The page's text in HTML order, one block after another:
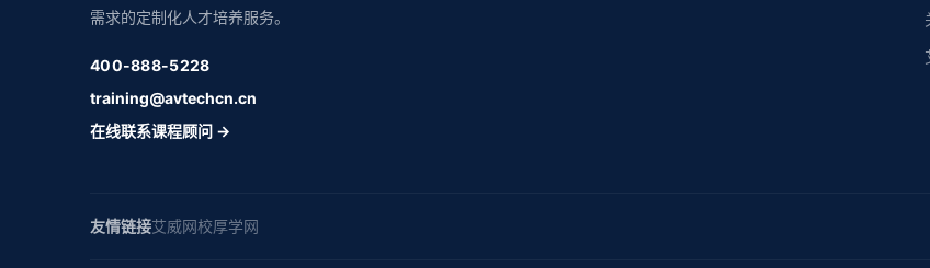
需求的定制化人才培养服务。
400-888-5228
training@avtechcn.cn
在线联系课程顾问 →
友情链接艾威网校厚学网